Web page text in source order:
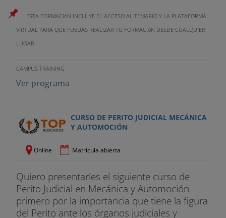
ESTA FORMACIóN INCLUYE EL ACCESO AL TEMARIO Y LA PLATAFORMA
VIRTUAL PARA QUE PUEDAS REALIZAR TU FORMACIóN DESDE CUALQUIER
LUGAR.
CAMPUS TRAINING
Ver programa
CURSO DE PERITO JUDICIAL MECÁNICA
Y AUTOMOCIÓN
Online Matrícula abierta
Quiero presentarles el siguiente curso de
Perito Judicial en Mecánica y Automoción
primero por la importancia que tiene la figura
del Perito ante los órganos judiciales y